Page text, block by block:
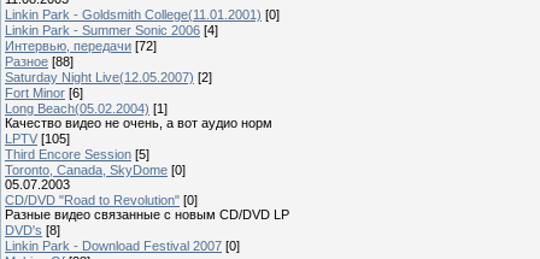
Linkin Park - Goldsmith College(11.01.2001) [0]
Linkin Park - Summer Sonic 2006 [4]
Интервью, передачи [72]
Разное [88]
Saturday Night Live(12.05.2007) [2]
Fort Minor [6]
Long Beach(05.02.2004) [1]
Качество видео не очень, а вот аудио норм
LPTV [105]
Third Encore Session [5]
Toronto, Canada, SkyDome [0]
05.07.2003
CD/DVD "Road to Revolution" [0]
Разные видео связанные с новым CD/DVD LP
DVD's [8]
Linkin Park - Download Festival 2007 [0]